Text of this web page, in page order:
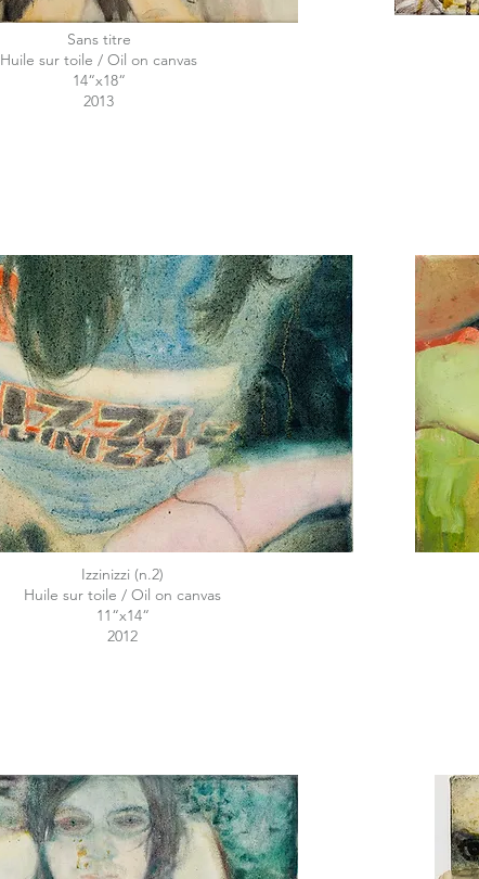
Sans titre
Huile sur toile / Oil on canvas
14“x18“
2013
Izzinizzi (n.2)
Huile sur toile / Oil on canvas
11“x14“
2012